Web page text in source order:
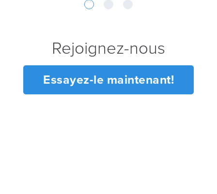
Rejoignez-nous
Essayez-le maintenant!